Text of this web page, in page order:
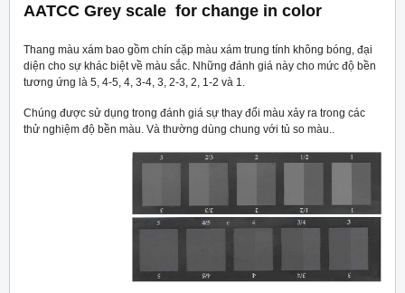
AATCC Grey scale for change in color
Thang màu xám bao gồm chín cặp màu xám trung tính không bóng, đại
diện cho sự khác biệt về màu sắc. Những đánh giá này cho mức độ bền
tương ứng là 5, 4-5, 4, 3-4, 3, 2-3, 2, 1-2 và 1.
Chúng được sử dụng trong đánh giá sự thay đổi màu xảy ra trong các
thử nghiệm độ bền màu. Và thường dùng chung với tủ so màu..